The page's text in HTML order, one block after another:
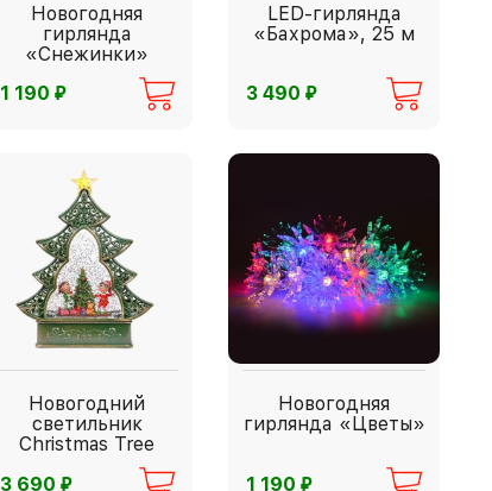
Новогодняя
гирлянда
«Снежинки»
1 190 ⃏
LED-гирлянда
«Бахрома», 25 м
3 490⃏
Новогодний
светильник
Christmas Tree
3 690 ⃏
Новогодняя
гирлянда «Цветы»
1 190⃏